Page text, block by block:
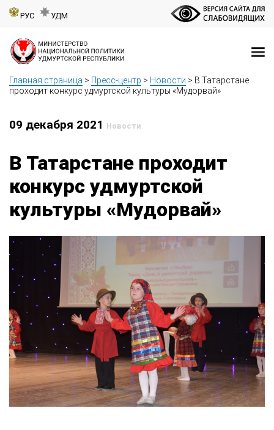
РУС УДМ
Главная страница > Пресс-центр > Новости > В Татарстане
проходит конкурс удмуртской культуры «Мудорвай»
09 декабря 2021 Новости
В Татарстане проходит
конкурс удмуртской
культуры «Мудорвай»